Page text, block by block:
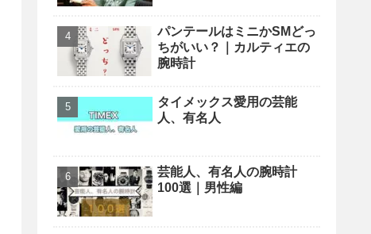
パンテールはミニかSMどっ
ちがいい？｜カルティエの
腕時計
タイメックス愛用の芸能
人、有名人
芸能人、有名人の腕時計
100選｜男性編